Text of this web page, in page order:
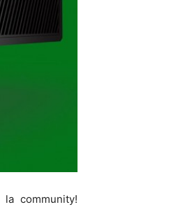
la community!